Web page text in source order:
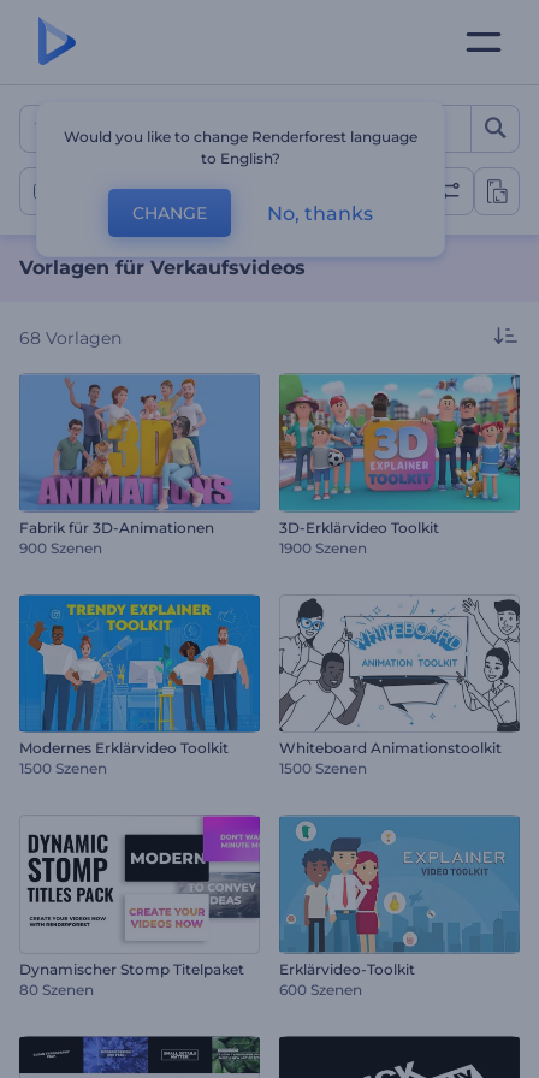
Vorlagen für
Verkaufsvideos
Vorlagen für Verkaufsvideos
68 Vorlagen
Fabrik für 3D-Animationen
900 Szenen
3D-Erklärvideo Toolkit
1900 Szenen
Modernes Erklärvideo Toolkit
1500 Szenen
Whiteboard Animationstoolkit
1500 Szenen
Dynamischer Stomp Titelpaket
80 Szenen
Erklärvideo-Toolkit
600 Szenen
Would you like to change Renderforest language
to English?
CHANGE No, thanks